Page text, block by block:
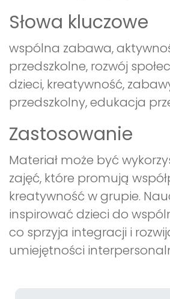
Słowa kluczowe
wspólna zabawa,
przedszkolne, rozwój
dzieci, kreatywność,
przedszkolny, edukacja
Zastosowanie
Materiał może być
zajęć, które promują
kreatywność w grupie.
inspirować dzieci do
co sprzyja integracji i
umiejętności